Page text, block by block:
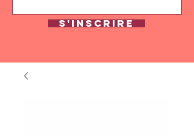
S'inscrire